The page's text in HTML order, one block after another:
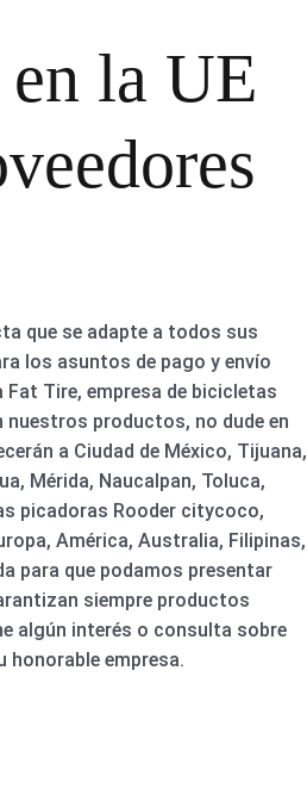
la UE
que se adapte a todos sus
los asuntos de pago y envío
Tire, empresa de bicicletas
nuestros productos, no dude en
a Ciudad de México, Tijuana,
Mérida, Naucalpan, Toluca,
picadoras Rooder citycoco,
América, Australia, Filipinas,
para que podamos presentar
siempre productos
algún interés o consulta sobre
empresa.